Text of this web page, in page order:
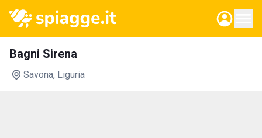
Bagni Sirena
Savona, Liguria